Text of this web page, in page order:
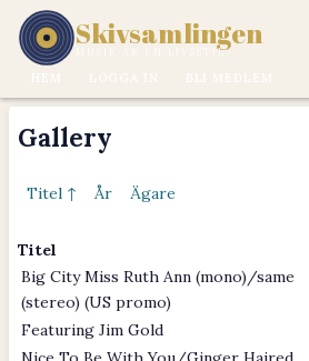
Skivsamlingen
MUSIK ÄR EN LIVSSTIL.
Gallery
Titel ↑ År Ägare
Titel
Big City Miss Ruth Ann (mono)/same
(stereo) (US promo)
Featuring Jim Gold